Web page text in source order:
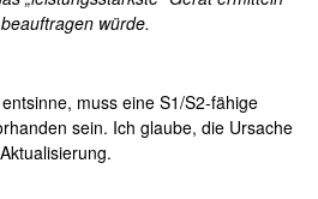
würde.
muss eine S1/S2-fähige
sein. Ich glaube, die Ursache